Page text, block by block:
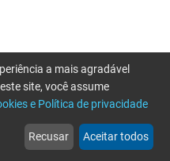
web
Notícias
more_horiz
Mais
a mais agradável
site, você assume
e Política de privacidade
Recusar Aceitar todos
tente novamente